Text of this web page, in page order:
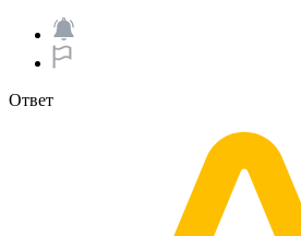
Ответ